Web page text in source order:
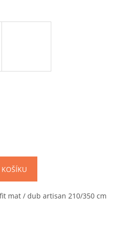
mat / dub artisan 210/350 cm